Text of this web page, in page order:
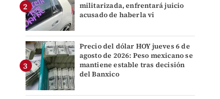
militarizada, enfrentará juicio
acusado de haberla vi
Precio del dólar HOY jueves 6 de
agosto de 2026: Peso mexicano se
mantiene estable tras decisión
del Banxico